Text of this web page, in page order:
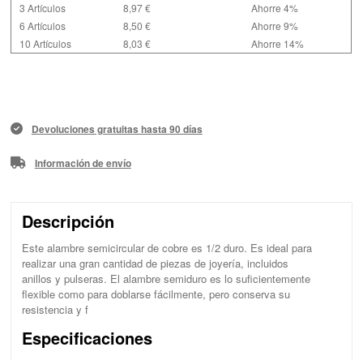
3 Artículos
8,97 €
Ahorre 4%
6 Artículos
8,50 €
Ahorre 9%
10 Artículos
8,03 € Ahorre 14%
Devoluciones gratuitas hasta 90 días
Información de envío
Descripción
Este alambre semicircular de cobre es 1/2 duro. Es ideal para
realizar una gran cantidad de piezas de joyería, incluidos
anillos y pulseras. El alambre semiduro es lo suficientemente
flexible como para doblarse fácilmente, pero conserva su
resistencia y f
Especificaciones